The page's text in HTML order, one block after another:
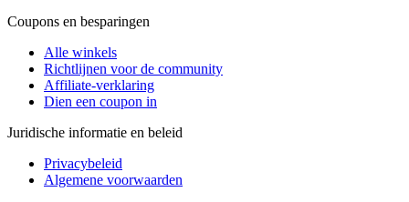
Coupons en besparingen
Alle winkels
Richtlijnen voor de community
Affiliate-verklaring
Dien een coupon in
Juridische informatie en beleid
Privacybeleid
Algemene voorwaarden